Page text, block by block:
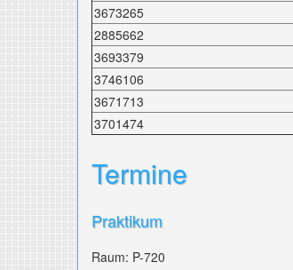
3673265
2885662
3693379
3746106
3671713
3701474
Termine
Praktikum
Raum: P-720